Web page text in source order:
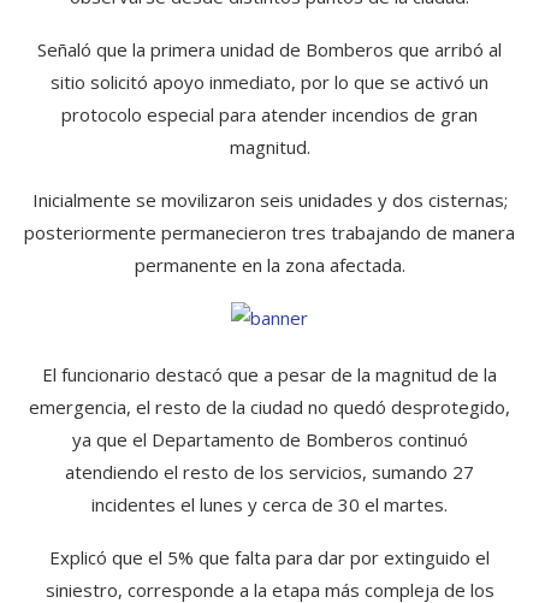
Señaló que la primera unidad de Bomberos que arribó al
sitio solicitó apoyo inmediato, por lo que se activó un
protocolo especial para atender incendios de gran
magnitud.
Inicialmente se movilizaron seis unidades y dos cisternas;
posteriormente permanecieron tres trabajando de manera
permanente en la zona afectada.
El funcionario destacó que a pesar de la magnitud de la
emergencia, el resto de la ciudad no quedó desprotegido,
ya que el Departamento de Bomberos continuó
atendiendo el resto de los servicios, sumando 27
incidentes el lunes y cerca de 30 el martes.
Explicó que el 5% que falta para dar por extinguido el
siniestro, corresponde a la etapa más compleja de los